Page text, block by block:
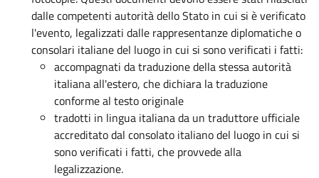
dalle competenti autorità dello Stato in cui si è verificato
l'evento, legalizzati dalle rappresentanze diplomatiche o
consolari italiane del luogo in cui si sono verificati i fatti:
accompagnati da traduzionedella stessa autorità
italiana all'estero, che dichiara la traduzione
conforme al testo originale
tradotti in lingua italiana da un traduttore ufficiale
accreditato dal consolato italiano del luogo in cui si
sono verificati i fatti, che provvede alla
legalizzazione.